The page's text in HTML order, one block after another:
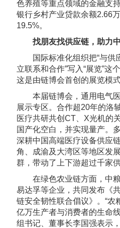
色养殖等重点领域的金融支
银行乡村产业贷款余额2.66
19.5%。
找朋友找供应链，助力中
国际标准化组织把“与供
立联系和合作”写入“展览”这
这是由链博会首创的展览模式
本届链博会，通用电气医
展示专区。合作超20年的洛
医疗共研共创CT、X光机
国产化空白，并实现量产。
深耕中国高端医疗设备供应
角、成渝及大湾区等地区发
群，带动了上下游超过千家
在绿色农业链方面，中粮
易达孚等企业，共同发布《
链安全韧性联合倡议》。“农
亿万生产者与消费者的生命
组书记、董事长李国强表示